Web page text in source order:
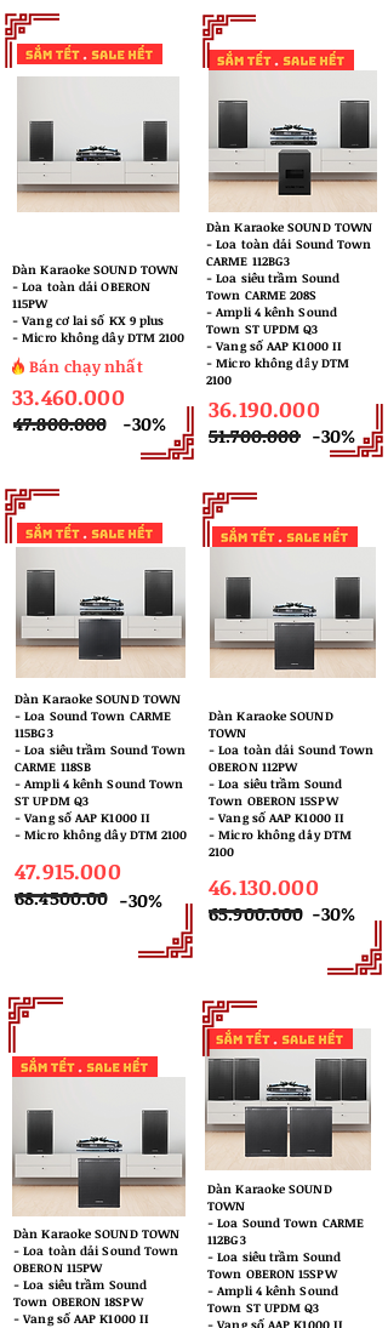
Dàn Karaoke SOUND TOWN
​- Loa toàn dải OBERON
115PW
- Vang cơ lai số KX 9 plus
- Micro không dây DTM 2100
Bán chạy nhất
33.460.000
47.800.000 -30%
Dàn Karaoke SOUND TOWN
​- Loa toàn dải Sound Town
CARME 112BG3
- Loa siêu trầm Sound
Town CARME 208S
- Ampli 4 kênh Sound
Town ST UPDM Q3
- Vang số AAP K1000 II
- Micro không dây DTM
2100
36.190.000
51.700.000 -30%
Dàn Karaoke SOUND TOWN
​- Loa Sound Town CARME
115BG3
- Loa siêu trầm Sound Town
CARME 118SB
- Ampli 4 kênh Sound Town
ST UPDM Q3
- Vang số AAP K1000 II
- Micro không dây DTM 2100
47.915.000
68.4500.00 -30%
Dàn Karaoke SOUND
TOWN
​- Loa toàn dải Sound Town
OBERON 112PW
- Loa siêu trầm Sound
Town OBERON 15SPW
- Vang số AAP K1000 II
- Micro không dây DTM
2100
46.130.000
65.900.000 -30%
Dàn Karaoke SOUND TOWN
​- Loa toàn dải Sound Town
OBERON 115PW
- Loa siêu trầm Sound
Town OBERON 18SPW
- Vang số AAP K1000 II
Dàn Karaoke SOUND
TOWN
​- Loa Sound Town CARME
112BG3
- Loa siêu trầm Sound
Town OBERON 15SPW
- Ampli 4 kênh Sound
Town ST UPDM Q3
- Vang số AAP K1000 II